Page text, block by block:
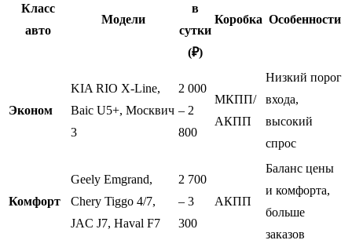
Класс
авто
Модели
в
сутки
(₽)
Коробка Особенности
Эконом
KIA RIO X-Line,
Baic U5+, Москвич
3
2 000
– 2
800
МКПП/
АКПП
Низкий порог
входа,
высокий
спрос
Комфорт
Geely Emgrand,
Chery Tiggo 4/7,
JAC J7, Haval F7
2 700
– 3
300
АКПП
Баланс цены
и комфорта,
больше
заказов